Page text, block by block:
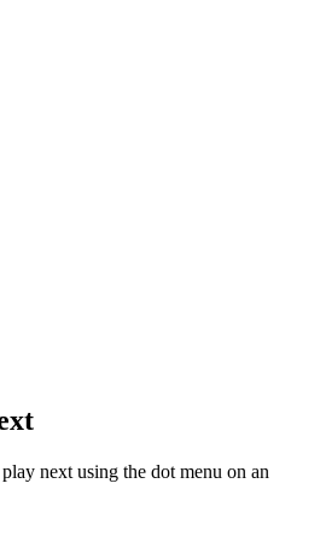
next using the dot menu on an